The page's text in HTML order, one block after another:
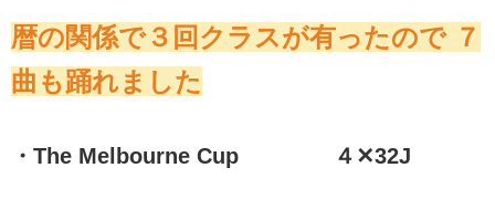
暦の関係で３回クラスが有ったので ７
曲も踊れました
・The Melbourne Cup ４✕32J